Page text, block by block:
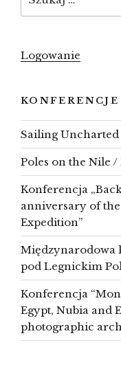
Logowanie
KONFERENCJE
Sailing Uncharted
Poles on the Nile
Konferencja
anniversary of
Expedition”
Międzynarodowa
pod Legnickim
Konferencja
Egypt, Nubia and
photographic